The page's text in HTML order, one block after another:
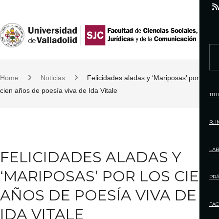
i
t
o
c
n
t
Home Noticias
Felicidades aladas y ‘Mariposas’ por los
cien años de poesía viva de Ida Vitale
FELICIDADES ALADAS Y
‘MARIPOSAS’ POR LOS CIEN
AÑOS DE POESÍA VIVA DE
IDA VITALE
r
h
o
:
R.